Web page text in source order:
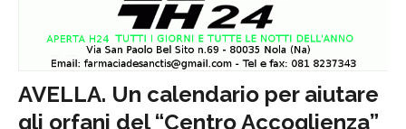
AVELLA. Un calendario per aiutare
gli orfani del “Centro Accoglienza”